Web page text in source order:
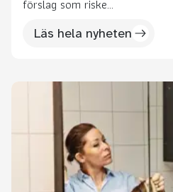
förslag som riske...
Läs hela nyheten